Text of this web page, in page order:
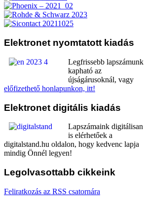
Elektronet nyomtatott kiadás
Legfrissebb lapszámunk
kapható az
újságárusoknál, vagy
előfizethető honlapunkon, itt!
Elektronet digitális kiadás
Lapszámaink digitálisan
is elérhetőek a
digitalstand.hu oldalon, hogy kedvenc lapja
mindig Önnél legyen!
Legolvasottabb cikkeink
Feliratkozás az RSS csatornára